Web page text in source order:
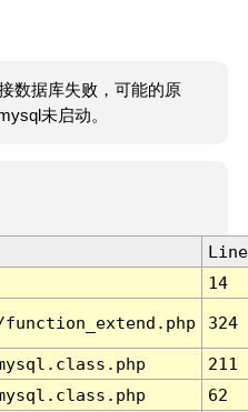
数据库失败，可能的原
未启动。
Line
14
324
211
62